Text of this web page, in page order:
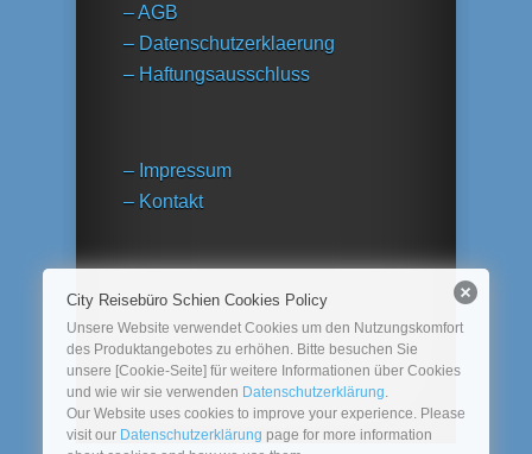
– AGB
– Datenschutzerklaerung
– Haftungsausschluss
– Impressum
– Kontakt
City Reisebüro Schien Cookies Policy
Unsere Website verwendet Cookies um den Nutzungskomfort
des Produktangebotes zu erhöhen. Bitte besuchen Sie
unsere [Cookie-Seite] für weitere Informationen über Cookies
und wie wir sie verwenden Datenschutzerklärung.
Our Website uses cookies to improve your experience. Please
visit our Datenschutzerklärung page for more information